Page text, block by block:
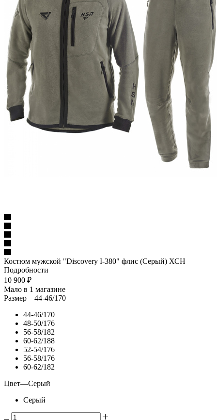
Костюм мужской "Discovery I-380" флис (Серый) ХСН
Подробности
10 900 ₽
Мало в 1 магазине
Размер—44-46/170
44-46/170
48-50/176
56-58/182
60-62/188
52-54/176
56-58/176
60-62/182
Цвет—Серый
Серый